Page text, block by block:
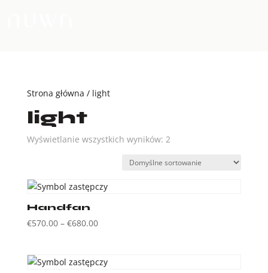
Strona główna / light
light
Wyświetlanie wszystkich wyników: 2
Handfan
€570.00 – €680.00Zakres
€570.00